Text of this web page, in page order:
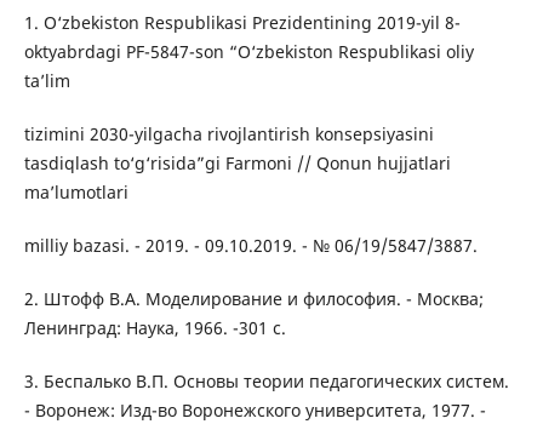
1. O‘zbekiston Respublikasi Prezidentining 2019-yil 8-
oktyabrdagi PF-5847-son “O‘zbekiston Respublikasi oliy
ta’lim
tizimini 2030-yilgacha rivojlantirish konsepsiyasini
tasdiqlash to‘g‘risida”gi Farmoni // Qonun hujjatlari
ma’lumotlari
milliy bazasi. - 2019. - 09.10.2019. - № 06/19/5847/3887.
2. Штофф В.А. Моделирование и философия. - Москва;
Ленинград: Наука, 1966. -301 с.
3. Беспалько В.П. Основы теории педагогических систем.
- Воронеж: Изд-во Воронежского университета, 1977. -